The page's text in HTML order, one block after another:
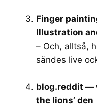
Finger
Illustration
– Och, alltså,
sändes live
blog.reddit —
the lions’ den